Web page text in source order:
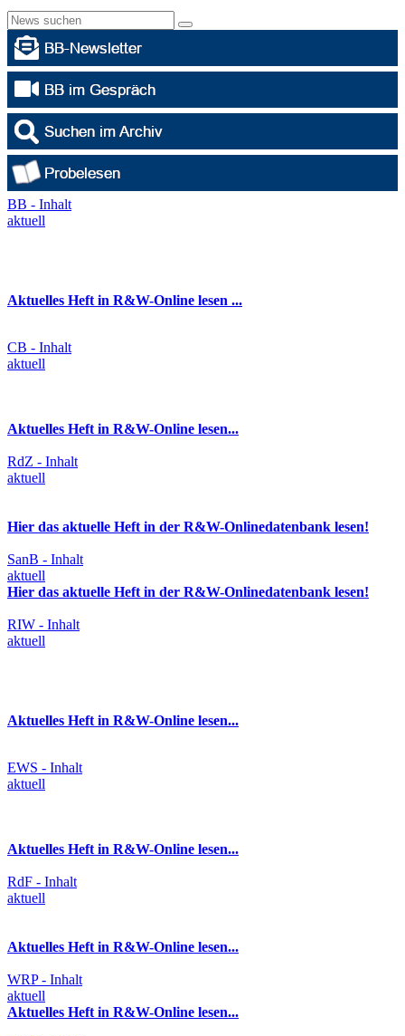
BB - Inhalt
aktuell
Aktuelles Heft in R&W-Online lesen ...
CB - Inhalt
aktuell
Aktuelles Heft in R&W-Online lesen...
RdZ - Inhalt
aktuell
Hier das aktuelle Heft in der R&W-Onlinedatenbank lesen!
SanB - Inhalt
aktuell
Hier das aktuelle Heft in der R&W-Onlinedatenbank lesen!
RIW - Inhalt
aktuell
Aktuelles Heft in R&W-Online lesen...
EWS - Inhalt
aktuell
Aktuelles Heft in R&W-Online lesen...
RdF - Inhalt
aktuell
Aktuelles Heft in R&W-Online lesen...
WRP - Inhalt
aktuell
Aktuelles Heft in R&W-Online lesen...